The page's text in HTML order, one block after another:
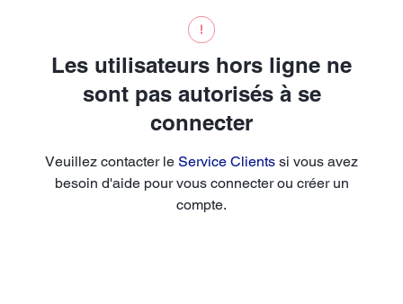
Les utilisateurs hors ligne ne
sont pas autorisés à se
connecter
Veuillez contacter le Service Clients si vous avez
besoin d'aide pour vous connecter ou créer un
compte.